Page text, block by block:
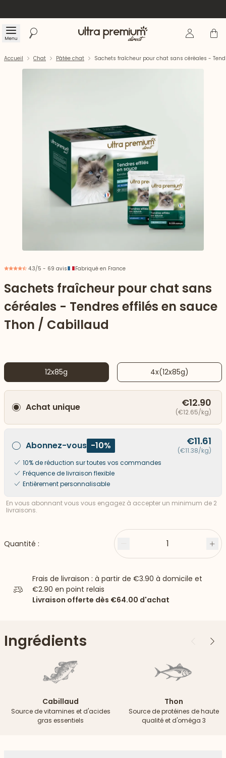
Menu Rechercher Accueil Se Panier
vers le bas
Accueil Chat Pâtée chat Sachets fraîcheur pour chat sans céréales -
4.3/5 - 69 avis Fabriqué en France
Sachets fraîcheur pour chat sans
céréales - Tendres effilés en sauce
Thon / Cabillaud
12x85g 4x(12x85g)
Achat unique €12.90
(€12.65/kg)
Abonnez-vous -10% €11.61
(€11.38/kg)
10% de réduction sur toutes vos commandes
Fréquence de livraison flexible
Entièrement personnalisable
En vous abonnant vous vous engagez à accepter un minimum de 2
livraisons.
Quantité : Moins 1
Frais de livraison : à partir de €3.90 à domicile et
€2.90 en point relais
Livraison offerte dès €64.00 d'achat
Ingrédients Précédent
Cabillaud
Source de vitamines et d'acides
gras essentiels
Thon
Source de protéines de haute
qualité et d'oméga 3